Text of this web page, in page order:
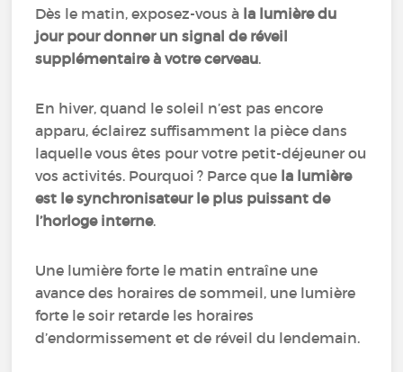
Dès le matin, exposez-vous à la lumière du
jour pour donner un signal de réveil
supplémentaire à votre cerveau.
En hiver, quand le soleil n’est pas encore
apparu, éclairez suffisamment la pièce dans
laquelle vous êtes pour votre petit-déjeuner ou
vos activités. Pourquoi ? Parce que la lumière
est le synchronisateur le plus puissant de
l’horloge interne.
Une lumière forte le matin entraîne une
avance des horaires de sommeil, une lumière
forte le soir retarde les horaires
d’endormissement et de réveil du lendemain.